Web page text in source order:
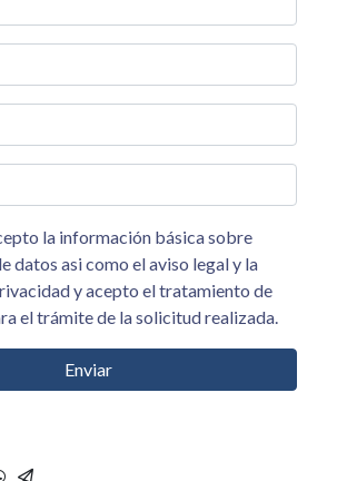
sobre
aviso legal y la
el tratamiento de
el trámite de la solicitud realizada.
Enviar